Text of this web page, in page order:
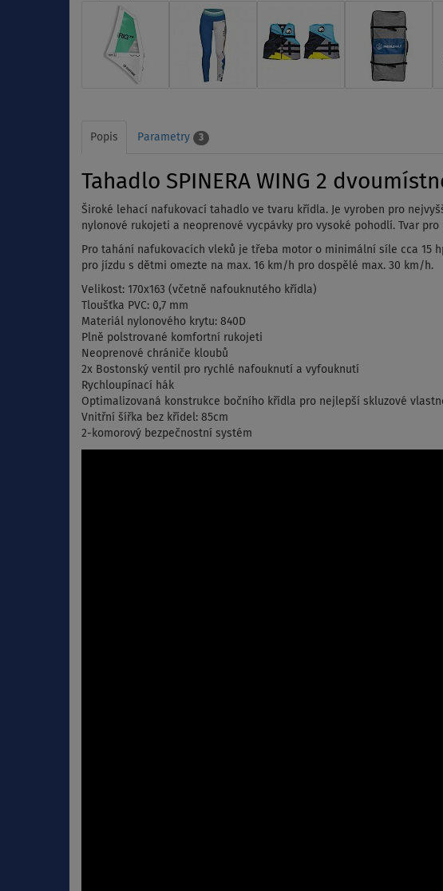
Popis Parametry 3
Tahadlo SPINERA WING 2
Široké lehací nafukovací tahadlo ve tvaru křídla. Je vyroben pro
nylonové rukojeti a neoprenové vycpávky pro vysoké pohodlí. Tvar
Pro tahání nafukovacích vleků je třeba motor o minimální síle cca 15
pro jízdu s dětmi omezte na max. 16 km/h pro dospělé max. 30 km/h.
Velikost: 170x163 (včetně nafouknutého křídla)
Tloušťka PVC: 0,7 mm
Materiál nylonového krytu: 840D
Plně polstrované komfortní rukojeti
N eoprenové chrániče kloubů
2x Bostonský ventil pro rychlé nafouknutí a vyfouknutí
Rychloupínací hák
Optimalizovaná konstrukce bočního křídla pro nejlepší skluzové
Vnitřní šířka bez křídel: 85cm
2-komorový bezpečnostní systém